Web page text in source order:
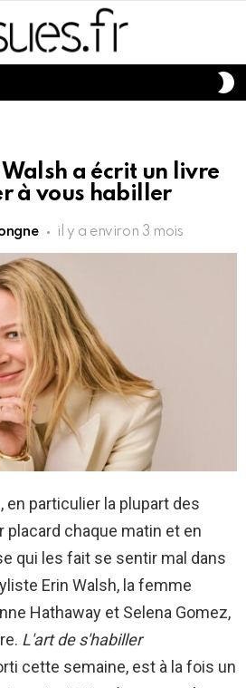
Walsh a écrit un livre
à vous habiller
il y a environ 3 mois
en particulier la plupart des
chaque matin et en
qui les fait se sentir mal dans
Erin Walsh, la femme
Hathaway et Selena Gomez,
L'art de s'habiller
cette semaine, est à la fois un